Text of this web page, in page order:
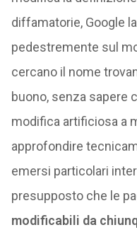
diffamatorie, Google
pedestremente sul
cercano il nome
buono, senza sapere
modifica artificiosa a
approfondire
emersi particolari
presupposto che le
modificabili da